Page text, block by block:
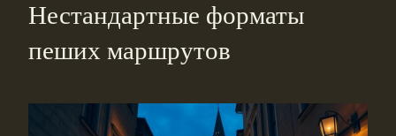
Нестандартные форматы
пеших маршрутов